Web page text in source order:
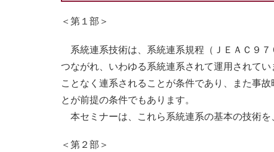
＜第１部＞
系統連系技術は、系統連系規程（ＪＥＡＣ９
つながれ、いわゆる系統連系されて運用されて
ことなく連系されることが条件であり、また事
とが前提の条件でもあります。
本セミナーは、これら系統連系の基本の技術を
＜第２部＞